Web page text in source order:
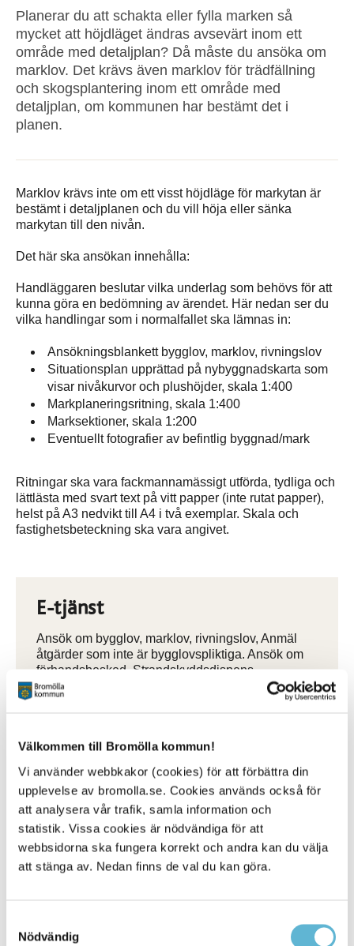
Välkommen till Bromölla kommun!
Vi använder webbkakor (cookies) för att förbättra din
upplevelse av bromolla.se. Cookies används också för
att analysera vår trafik, samla information och
statistik. Vissa cookies är nödvändiga för att
webbsidorna ska fungera korrekt och andra kan du välja
att stänga av. Nedan finns de val du kan göra.
Nödvändig
Planerar du att schakta eller fylla marken så
mycket att höjdläget ändras avsevärt inom ett
område med detaljplan? Då måste du ansöka om
marklov. Det krävs även marklov för trädfällning
och skogsplantering inom ett område med
detaljplan, om kommunen har bestämt det i
planen.
Marklov krävs inte om ett visst höjdläge för markytan är
bestämt i detaljplanen och du vill höja eller sänka
markytan till den nivån.
Det här ska ansökan innehålla:
Handläggaren beslutar vilka underlag som behövs för att
kunna göra en bedömning av ärendet. Här nedan ser du
vilka handlingar som i normalfallet ska lämnas in:
Ansökningsblankett bygglov, marklov, rivningslov
Situationsplan upprättad på nybyggnadskarta som
visar nivåkurvor och plushöjder, skala 1:400
Markplaneringsritning, skala 1:400
Marksektioner, skala 1:200
Eventuellt fotografier av befintlig byggnad/mark
Ritningar ska vara fackmannamässigt utförda, tydliga och
lättlästa med svart text på vitt papper (inte rutat papper),
helst på A3 nedvikt till A4 i två exemplar. Skala och
fastighetsbeteckning ska vara angivet.
E-tjänst
Ansök om bygglov, marklov, rivningslov, Anmäl
åtgärder som inte är bygglovspliktiga. Ansök om
förhandsbesked. Strandskyddsdispens.
E-tjänster Bygga och bo
Mina sidor Bygga och bo
Här kommer du in på Mina sidor och kan se
meddelande och följa dina ärenden.
Mina sidor Bygga och bo